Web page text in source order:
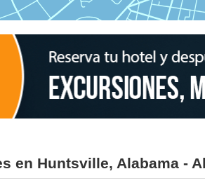
en Huntsville, Alabama - Al